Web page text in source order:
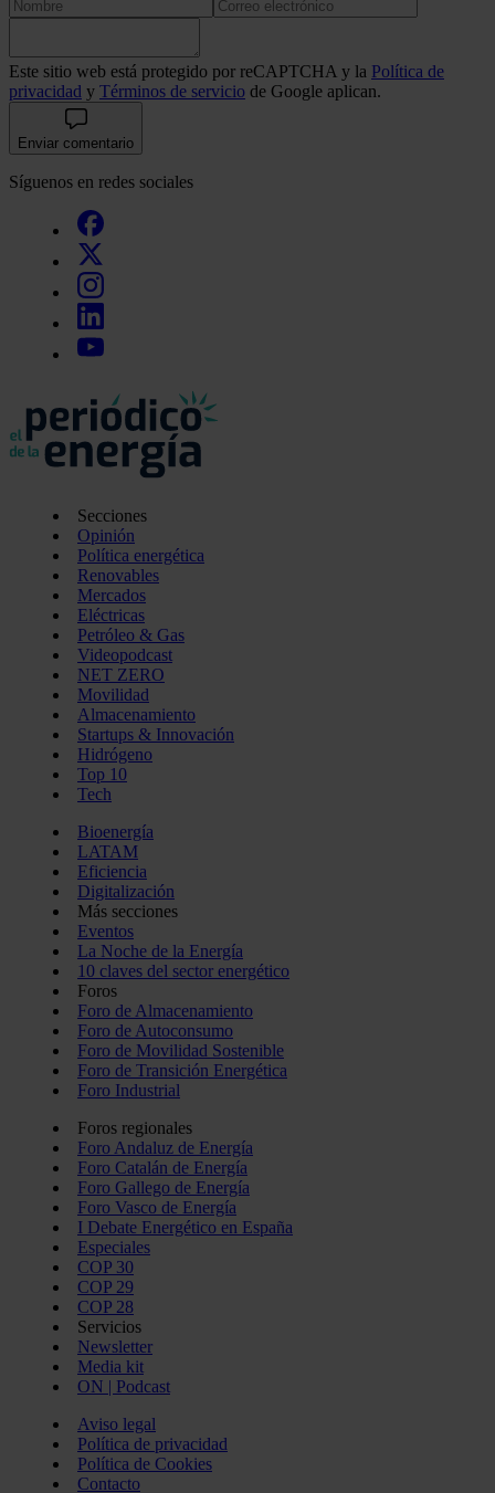
Este sitio web está protegido por reCAPTCHA y la Política de
privacidad y Términos de servicio de Google aplican.
Enviar comentario
Síguenos en redes sociales
Secciones
Opinión
Política energética
Renovables
Mercados
Eléctricas
Petróleo & Gas
Videopodcast
NET ZERO
Movilidad
Almacenamiento
Startups & Innovación
Hidrógeno
Top 10
Tech
Bioenergía
LATAM
Eficiencia
Digitalización
Más secciones
Eventos
La Noche de la Energía
10 claves del sector energético
Foros
Foro de Almacenamiento
Foro de Autoconsumo
Foro de Movilidad Sostenible
Foro de Transición Energética
Foro Industrial
Foros regionales
Foro Andaluz de Energía
Foro Catalán de Energía
Foro Gallego de Energía
Foro Vasco de Energía
I Debate Energético en España
Especiales
COP 30
COP 29
COP 28
Servicios
Newsletter
Media kit
ON | Podcast
Aviso legal
Política de privacidad
Política de Cookies
Contacto